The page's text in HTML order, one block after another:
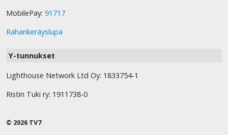
MobilePay: 91717
Rahankeräyslupa
Y-tunnukset
Lighthouse Network Ltd Oy: 1833754-1
Ristin Tuki ry: 1911738-0
© 2026 TV7